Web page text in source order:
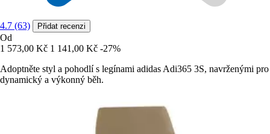
4.7 (63) Přidat recenzi
Od
1 573,00 Kč 1 141,00 Kč -27%
Adoptněte styl a pohodlí s legínami adidas Adi365 3S, navrženými pro
dynamický a výkonný běh.